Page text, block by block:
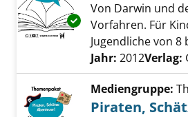
Exemplar-Details
Von Darwin und
Vorfahren. Für
Jugendliche von 8
Suche nach
Jahr: 2012Verlag:
Mediengruppe:
Piraten,